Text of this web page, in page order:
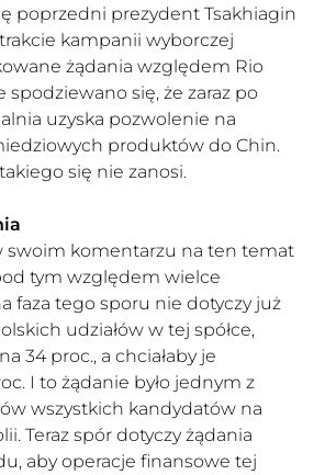
poprzedni prezydent Tsakhiagin
kampanii wyborczej
żądania względem Rio
spodziewano się, że zaraz po
uzyska pozwolenie na
produktów do Chin.
się nie zanosi.
swoim komentarzu na ten temat
tym względem wielce
faza tego sporu nie dotyczy już
udziałów w tej spółce,
34 proc., a chciałaby je
I to żądanie było jednym z
wszystkich kandydatów na
Teraz spór dotyczy żądania
aby operacje finansowe tej